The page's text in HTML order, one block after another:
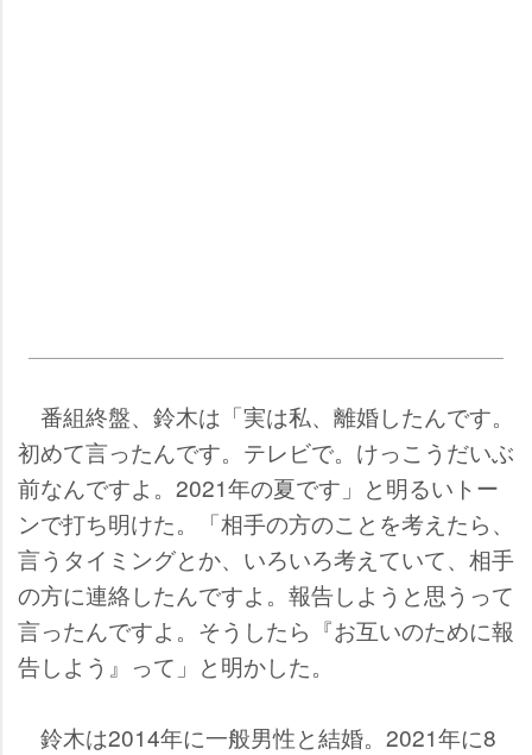
番組終盤、鈴木は「実は私、離婚したんです。
初めて言ったんです。テレビで。けっこうだいぶ
前なんですよ。2021年の夏です」と明るいトー
ンで打ち明けた。「相手の方のことを考えたら、
言うタイミングとか、いろいろ考えていて、相手
の方に連絡したんですよ。報告しようと思うって
言ったんですよ。そうしたら『お互いのために報
告しよう』って」と明かした。
鈴木は2014年に一般男性と結婚。2021年に8